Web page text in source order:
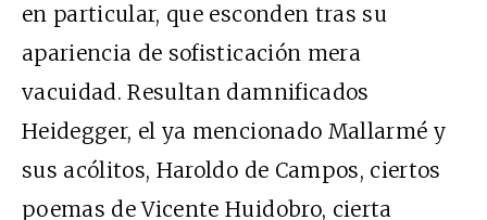
en particular, que esconden tras su
apariencia de sofisticación mera
vacuidad. Resultan damnificados
Heidegger, el ya mencionado Mallarmé y
sus acólitos, Haroldo de Campos, ciertos
poemas de Vicente Huidobro, cierta